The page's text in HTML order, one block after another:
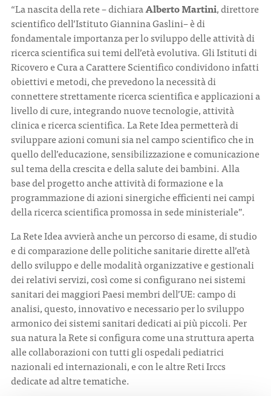
“La nascita della rete – dichiaraAlberto Martini, direttore
scientifico dell’Istituto Giannina Gaslini– è di
fondamentale importanza per lo sviluppo delle attività di
ricerca scientifica sui temi dell’età evolutiva. Gli Istituti di
Ricovero e Cura a Carattere Scientifico condividono infatti
obiettivi e metodi, che prevedono la necessità di
connettere strettamente ricerca scientifica e applicazioni a
livello di cure, integrando nuove tecnologie, attività
clinica e ricerca scientifica. La Rete Idea permetterà di
sviluppare azioni comuni sia nel campo scientifico che in
quello dell’educazione, sensibilizzazione e comunicazione
sul tema della crescita e della salute dei bambini. Alla
base del progetto anche attività di formazione e la
programmazione di azioni sinergiche efficienti nei campi
della ricerca scientifica promossa in sede ministeriale”.
La Rete Idea avvierà anche un percorso di esame, di studio
e di comparazione delle politiche sanitarie dirette all’età
dello sviluppo e delle modalità organizzative e gestionali
dei relativi servizi, così come si configurano nei sistemi
sanitari dei maggiori Paesi membri dell’UE: campo di
analisi, questo, innovativo e necessario per lo sviluppo
armonico dei sistemi sanitari dedicati ai più piccoli. Per
sua natura la Rete si configura come una struttura aperta
alle collaborazioni con tutti gli ospedali pediatrici
nazionali ed internazionali, e con le altre Reti Irccs
dedicate ad altre tematiche.